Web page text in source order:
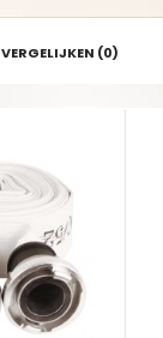
VERGELIJKEN (0)